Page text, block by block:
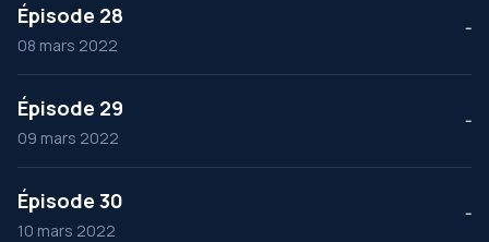
Épisode 28
08 mars 2022
--
Épisode 29
09 mars 2022
--
Épisode 30
10 mars 2022
--